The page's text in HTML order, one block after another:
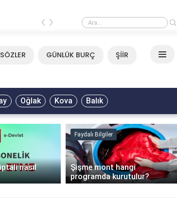
Mirkelam - Tavla Sözleri
‹ ›
GÜNLÜK BURÇ ŞİİR
Oğlak Kova Balık
nasıl
Faydalı Bilgiler
Şişme mont hangi
programda kurutulur?
›